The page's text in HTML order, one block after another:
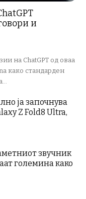
и
на ChatGPT од оваа
како стандарден
ја започнува
Z Fold8 Ultra,
звучник
големина како